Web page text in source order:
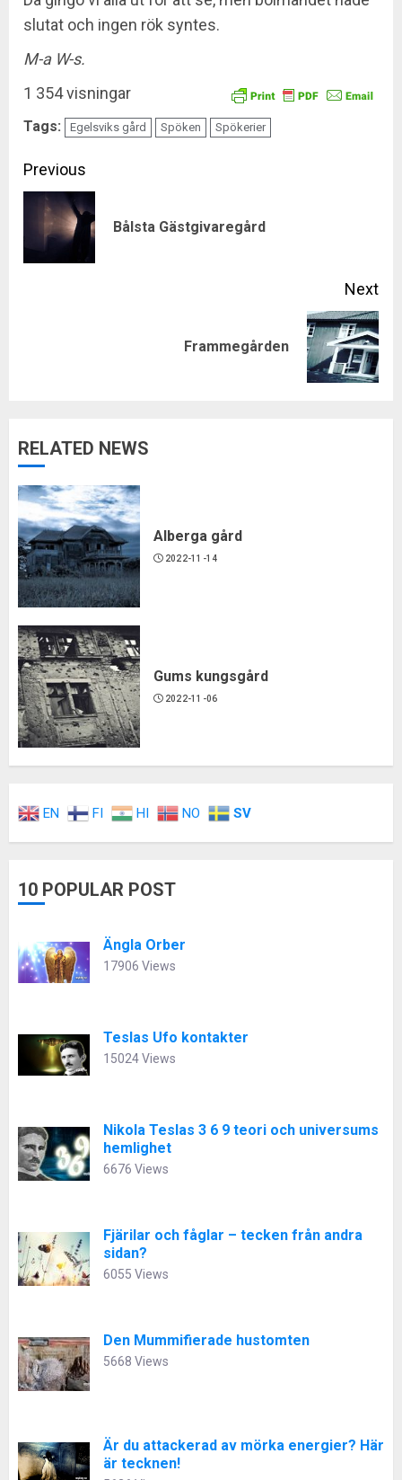
slutat och ingen rök syntes.
M-a W-s.
1 354 visningar
Tags: Egelsviks gård Spöken Spökerier
Continue
Reading
Previous
Bålsta Gästgivaregård
Next
Frammegården
RELATED NEWS
Alberga gård
2022-11-14
Gums kungsgård
2022-11-06
EN FI HI NO SV
10 POPULAR POST
Ängla Orber
17906 Views
Teslas Ufo kontakter
15024 Views
Nikola Teslas 3 6 9 teori och universums
hemlighet
6676 Views
Fjärilar och fåglar – tecken från andra
sidan?
6055 Views
Den Mummifierade hustomten
5668 Views
Är du attackerad av mörka energier? Här
är tecknen!